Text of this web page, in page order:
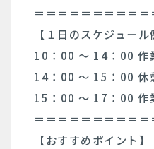
＝＝＝＝＝＝＝＝＝
【１日のスケジュール
10：00 〜 14：00 作
14：00 〜 15：00 休
15：00 〜 17：00 作
＝＝＝＝＝＝＝＝＝
【おすすめポイント】